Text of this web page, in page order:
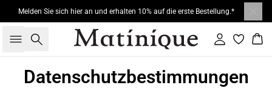
Melden Sie sich hier an und erhalten 10% auf die erste Bestellung.*
Suche Einloggen
Datenschutzbestimmungen